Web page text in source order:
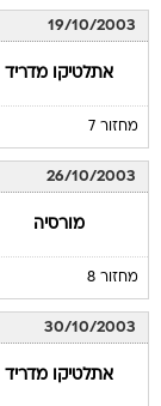
19/10/2003
אתלטיקו מדריד
מחזור 7
26/10/2003
מורסיה
מחזור 8
30/10/2003
אתלטיקו מדריד